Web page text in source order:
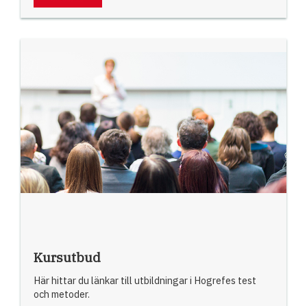
Kursutbud
Här hittar du länkar till utbildningar i Hogrefes test
och metoder.